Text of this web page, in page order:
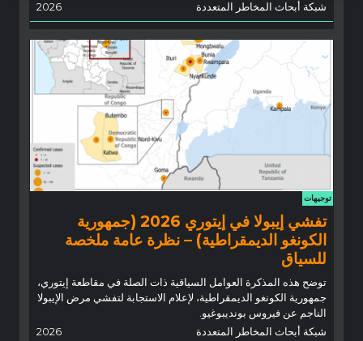
شبكة أبحاث المخاطر المتعددة
2026
توجيهات
تفشي إيبولا في إيتوري 2026 (جمهورية
الكونغو الديمقراطية) – نظرة عامة ملخصة
للسياق
توضح هذه المذكرة العوامل السياقية ذات الصلة في مقاطعة إيتوري،
جمهورية الكونغو الديمقراطية، لإعلام الاستجابة لتفشي مرض الإيبولا
الناجم عن فيروس بونديبوغيو.
شبكة أبحاث المخاطر المتعددة
2026